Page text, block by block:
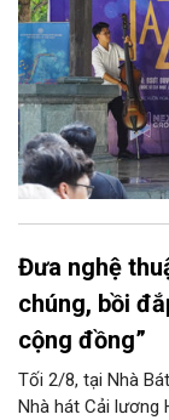
Đưa nghệ
chúng, bồi
cộng đồng”
Tối 2/8, tại Nhà
Nhà hát Cải lương